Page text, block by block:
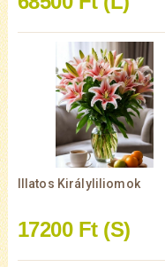
Illatos Királyliliomok
17200 Ft (S)